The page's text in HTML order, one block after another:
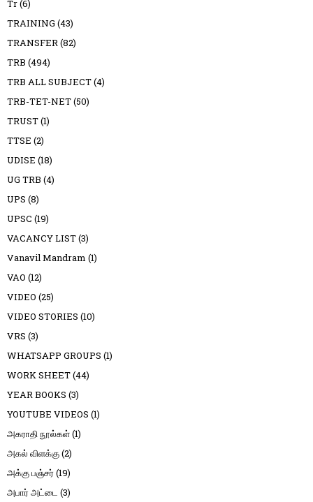
Tr(6)
TRAINING (43)
TRANSFER(82)
TRB (494)
TRB ALL SUBJECT(4)
TRB-TET-NET(50)
TRUST(1)
TTSE (2)
UDISE (18)
UG TRB (4)
UPS (8)
UPSC (19)
VACANCY LIST(3)
Vanavil Mandram (1)
VAO (12)
VIDEO (25)
VIDEO STORIES (10)
VRS (3)
WHATSAPP GROUPS (1)
WORK SHEET(44)
YEAR BOOKS (3)
YOUTUBE VIDEOS (1)
அகராதி நூல்கள்(1)
அகல் விளக்கு(2)
அக்கு பஞ்சர் (19)
அபார் அட்டை (3)